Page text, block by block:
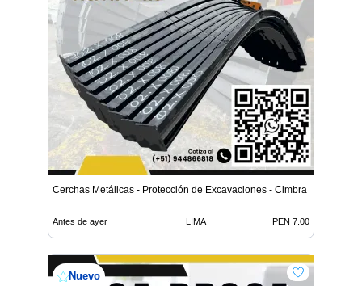
Cerchas Metálicas - Protección de Excavaciones - Cimbra
Antes de ayer LIMA PEN 7.00
Nuevo